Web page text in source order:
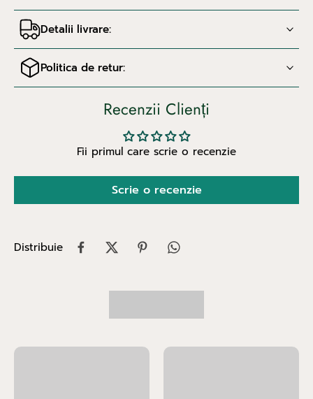
Detalii livrare:
Politica de retur:
Recenzii Clienți
Fii primul care scrie o recenzie
Scrie o recenzie
Distribuie